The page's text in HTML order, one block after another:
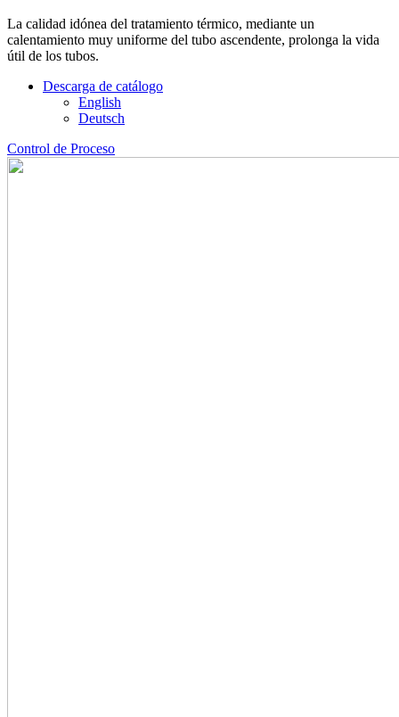
La calidad idónea del tratamiento térmico, mediante un
calentamiento muy uniforme del tubo ascendente, prolonga la vida
útil de los tubos.
Descarga de catálogo
English
Deutsch
Control de Proceso